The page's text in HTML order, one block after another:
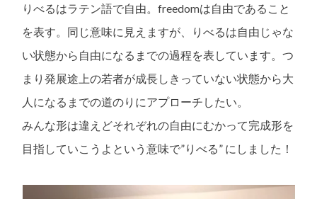
りべるはラテン語で自由。freedomは自由であること
を表す。同じ意味に見えますが、りべるは自由じゃな
い状態から自由になるまでの過程を表しています。つ
まり発展途上の若者が成長しきっていない状態から大
人になるまでの道のりにアプローチしたい。
みんな形は違えどそれぞれの自由にむかって完成形を
目指していこうよという意味で”りべる” にしました！